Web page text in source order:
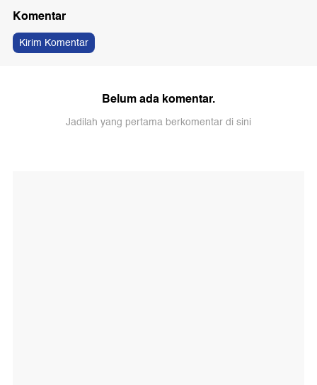
Komentar
Kirim Komentar
Belum ada komentar.
Jadilah yang pertama berkomentar di sini